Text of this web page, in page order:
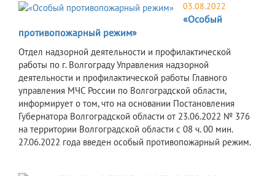
03.08.2022
«Особый
противопожарный режим»
​Отдел надзорной деятельности и профилактической
работы по г. Волгограду Управления надзорной
деятельности и профилактической работы Главного
управления МЧС России по Волгоградской области,
информирует о том, что на основании Постановления
Губернатора Волгоградской области от 23.06.2022 № 376
на территории Волгоградской области с 08 ч. 00 мин.
27.06.2022 года введен особый противопожарный режим.